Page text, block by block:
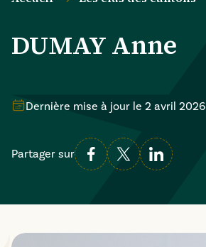
DUMAY Anne
Dernière mise à jour le 2 avril 2026
Partager sur